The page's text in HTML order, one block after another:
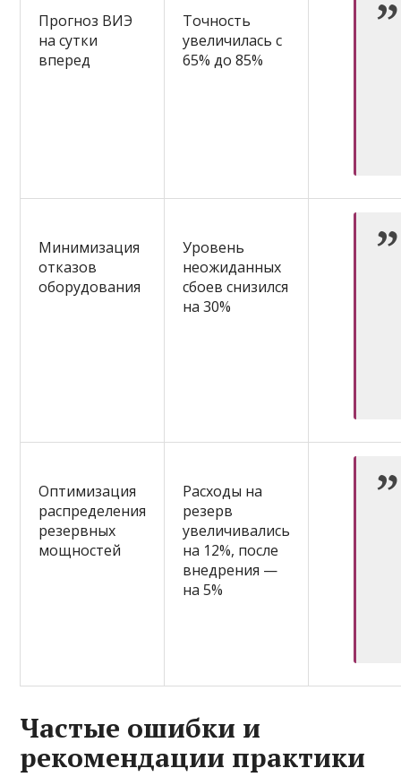
Прогноз ВИЭ
на сутки
вперед
Точность
увеличилась с
65% до 85%
Минимизация
отказов
оборудования
Уровень
неожиданных
сбоев снизился
на 30%
Оптимизация
распределения
резервных
мощностей
Расходы на
резерв
увеличивались
на 12%, после
внедрения —
на 5%
Частые ошибки и
рекомендации практики